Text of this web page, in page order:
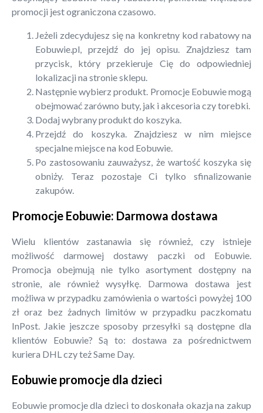
promocji jest ograniczona czasowo.
Jeżeli zdecydujesz się na konkretny kod rabatowy na
Eobuwie.pl, przejdź do jej opisu. Znajdziesz tam
przycisk, który przekieruje Cię do odpowiedniej
lokalizacji na stronie sklepu.
Następnie wybierz produkt. Promocje Eobuwie mogą
obejmować zarówno buty, jak i akcesoria czy torebki.
Dodaj wybrany produkt do koszyka.
Przejdź do koszyka. Znajdziesz w nim miejsce
specjalne miejsce na kod Eobuwie.
Po zastosowaniu zauważysz, że wartość koszyka się
obniży. Teraz pozostaje Ci tylko sfinalizowanie
zakupów.
Promocje Eobuwie: Darmowa dostawa
Wielu klientów zastanawia się również, czy istnieje
możliwość darmowej dostawy paczki od Eobuwie.
Promocja obejmują nie tylko asortyment dostępny na
stronie, ale również wysyłkę. Darmowa dostawa jest
możliwa w przypadku zamówienia o wartości powyżej 100
zł oraz bez żadnych limitów w przypadku paczkomatu
InPost. Jakie jeszcze sposoby przesyłki są dostępne dla
klientów Eobuwie? Są to: dostawa za pośrednictwem
kuriera DHL czy też Same Day.
Eobuwie promocje dla dzieci
Eobuwie promocje dla dzieci to doskonała okazja na zakup